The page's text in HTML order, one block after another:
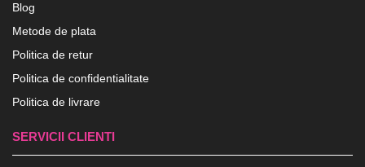
Blog
Metode de plata
Politica de retur
Politica de confidentialitate
Politica de livrare
SERVICII CLIENTI